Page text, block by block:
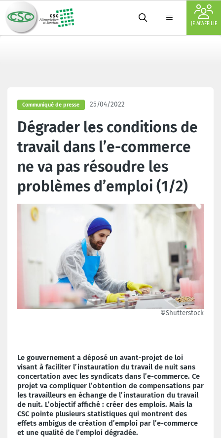
JE M'AFFILIE
Communiqué de presse 25/04/2022
Dégrader les conditions de
travail dans l’e-commerce
ne va pas résoudre les
problèmes d’emploi (1/2)
©Shutterstock
Le gouvernement a déposé un avant-projet de loi
visant à faciliter l’instauration du travail de nuit sans
concertation avec les syndicats dans l’e-commerce. Ce
projet va compliquer l’obtention de compensations par
les travailleurs en échange de l’instauration du travail
de nuit. L’objectif affiché : créer des emplois. Mais la
CSC pointe plusieurs statistiques qui montrent des
effets ambigus de création d’emploi par l’e-commerce
et une qualité de l’emploi dégradée.